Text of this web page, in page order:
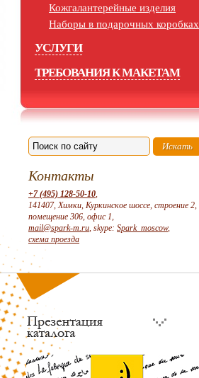
Кожгалантерейные изделия
Наборы в подарочных коробках
УСЛУГИ
ТРЕБОВАНИЯ К МАКЕТАМ
Контакты
+7 (495) 128-50-10,
141407, Химки, Куркинское шоссе, строение 2,
помещение 306, офис 1,
mail@spark-m.ru, skype: Spark_moscow,
схема проезда